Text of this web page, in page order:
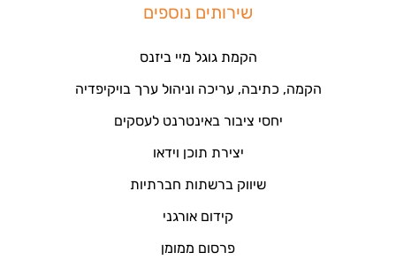
שירותים נוספים
הקמת גוגל מיי ביזנס
הקמה, כתיבה, עריכה וניהול ערך בויקיפדיה
יחסי ציבור באינטרנט לעסקים
יצירת תוכן וידאו
שיווק ברשתות חברתיות
קידום אורגני
פרסום ממומן